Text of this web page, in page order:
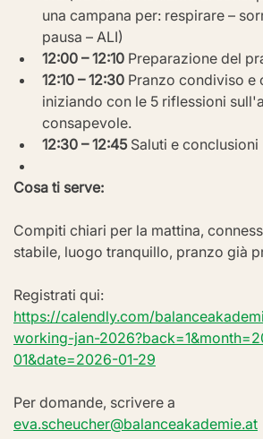
una campana per: respirare –
pausa – ALI)
12:00 – 12:10 Preparazione del
12:10 – 12:30 Pranzo condiviso e
iniziando con le 5 riflessioni
consapevole.
12:30 – 12:45 Saluti e conclusioni
Cosa ti serve:
Compiti chiari per la mattina,
stabile, luogo tranquillo, pranzo già
Registrati qui:
https://calendly.com/
working-jan-
01&date=2026-01-29
Per domande, scrivere a
eva.scheucher@balanceakademie.at